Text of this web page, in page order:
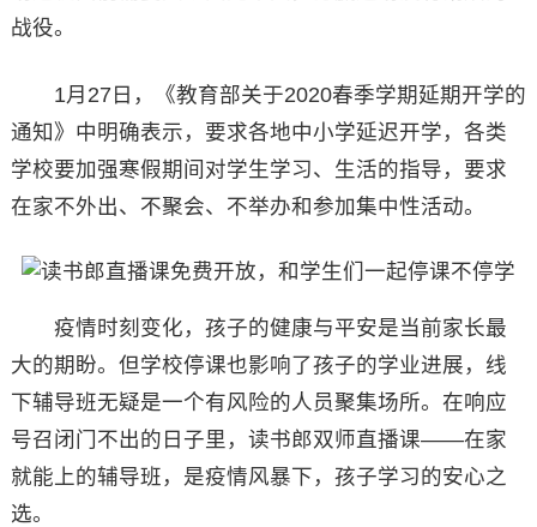
战役。
1月27日，《教育部关于2020春季学期延期开学的
通知》中明确表示，要求各地中小学延迟开学，各类
学校要加强寒假期间对学生学习、生活的指导，要求
在家不外出、不聚会、不举办和参加集中性活动。
疫情时刻变化，孩子的健康与平安是当前家长最
大的期盼。但学校停课也影响了孩子的学业进展，线
下辅导班无疑是一个有风险的人员聚集场所。在响应
号召闭门不出的日子里，读书郎双师直播课——在家
就能上的辅导班，是疫情风暴下，孩子学习的安心之
选。